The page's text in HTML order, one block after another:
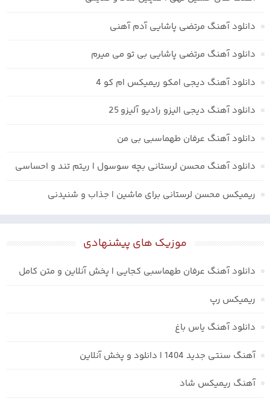
دانلود آهنگ مرتضی پاشایی آدم آهنی
دانلود آهنگ مرتضی پاشایی بی تو می میرم
دانلود آهنگ دیجی امکو ریمیکس ام کو 4
دانلود آهنگ دیجی الیزو رادیو آلیزو 25
دانلود آهنگ عرفان طهماسبی بی من
دانلود آهنگ محسن لرستانی بچه سوسول | ریتم تند و احساسی
ریمیکس محسن لرستانی برای ماشین | جذاب و شنیدنی
موزیک های پیشنهادی
دانلود آهنگ عرفان طهماسبی کجایی | پخش آنلاین و متن کامل
ریمیکس رپ
دانلود آهنگ یاس باغ
آهنگ سنتی جدید 1404 | دانلود و پخش آنلاین
آهنگ ریمیکس شاد